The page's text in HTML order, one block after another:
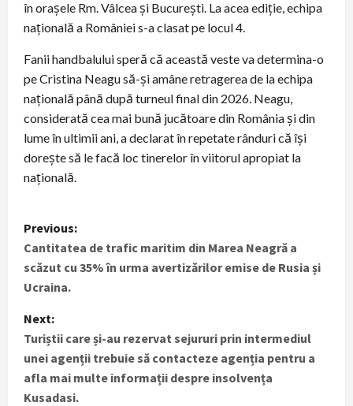
în orașele Rm. Vâlcea și București. La acea ediție, echipa
națională a României s-a clasat pe locul 4.
Fanii handbalului speră că această veste va determina-o
pe Cristina Neagu să-și amâne retragerea de la echipa
națională până după turneul final din 2026. Neagu,
considerată cea mai bună jucătoare din România și din
lume în ultimii ani, a declarat în repetate rânduri că își
dorește să le facă loc tinerelor în viitorul apropiat la
națională.
P
o
s
t
n
a
Previous:
Cantitatea de trafic maritim din Marea Neagră a
scăzut cu 35% în urma avertizărilor emise de Rusia și
Ucraina.
Next:
Turiștii care și-au rezervat sejururi prin intermediul
unei agenții trebuie să contacteze agenția pentru a
afla mai multe informații despre insolvența
Kusadasi.